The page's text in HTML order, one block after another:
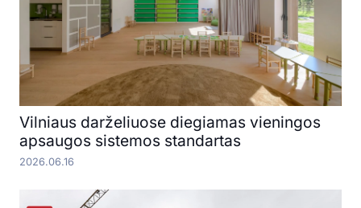
Vilniaus darželiuose diegiamas vieningos
apsaugos sistemos standartas
2026.06.16